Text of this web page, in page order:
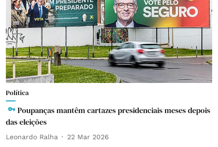
Política
Poupanças mantêm cartazes presidenciais meses depois
das eleições
Leonardo Ralha 22 Mar 2026